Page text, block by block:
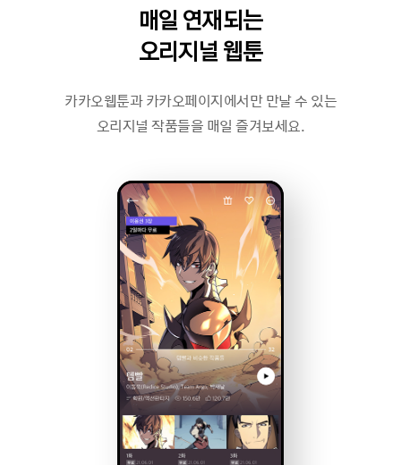
매일 연재되는
오리지널 웹툰
카카오웹툰과 카카오페이지에서만 만날 수 있는
오리지널 작품들을 매일 즐겨보세요.